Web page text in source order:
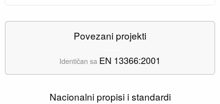
Povezani projekti
Identičan sa EN 13366:2001
Nacionalni propisi i standardi